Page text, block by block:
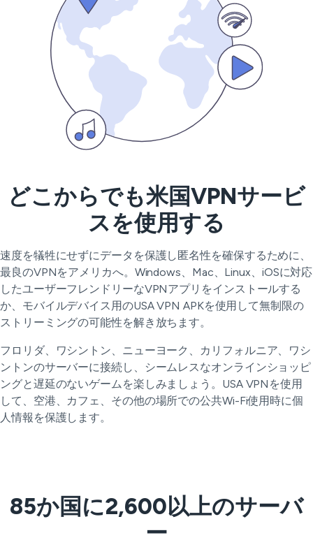
どこからでも米国VPNサービ
スを使用する
速度を犠牲にせずにデータを保護し匿名性を確保するために、
最良のVPNをアメリカへ。Windows、Mac、Linux、iOSに対応
したユーザーフレンドリーなVPNアプリをインストールする
か、モバイルデバイス用のUSA VPN APKを使用して無制限の
ストリーミングの可能性を解き放ちます。
フロリダ、ワシントン、ニューヨーク、カリフォルニア、ワシ
ントンのサーバーに接続し、シームレスなオンラインショッピ
ングと遅延のないゲームを楽しみましょう。USA VPNを使用
して、空港、カフェ、その他の場所での公共Wi-Fi使用時に個
人情報を保護します。
85か国に2,600以上のサーバ
ー